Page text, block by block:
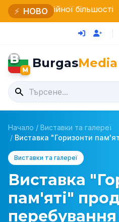
⚡ НОВО
більшості Посилені
B
M BurgasMedia
Начало / Виставки та галереї
/ Виставка "Горизонти
Виставки та галереї
Виставка
пам'яті"
перебування